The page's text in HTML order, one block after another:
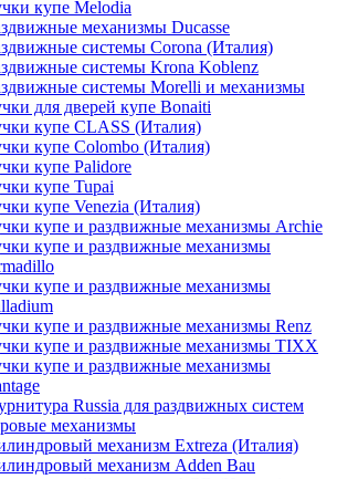
купе Melodia
механизмы Ducasse
системы Corona (Италия)
системы Krona Koblenz
системы Morelli и механизмы
для дверей купе Bonaiti
купе CLASS (Италия)
купе Colombo (Италия)
купе Palidore
купе Tupai
купе Venezia (Италия)
купе и раздвижные механизмы Archie
купе и раздвижные механизмы
купе и раздвижные механизмы
купе и раздвижные механизмы Renz
купе и раздвижные механизмы TIXX
купе и раздвижные механизмы
Russia для раздвижных систем
механизмы
механизм Extreza (Италия)
механизм Adden Bau